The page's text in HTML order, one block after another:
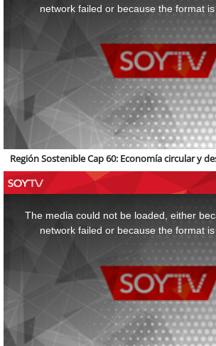
network failed or because the format is
Región Sostenible Cap 60: Economía circular y
The media could not be loaded, either
network failed or because the format